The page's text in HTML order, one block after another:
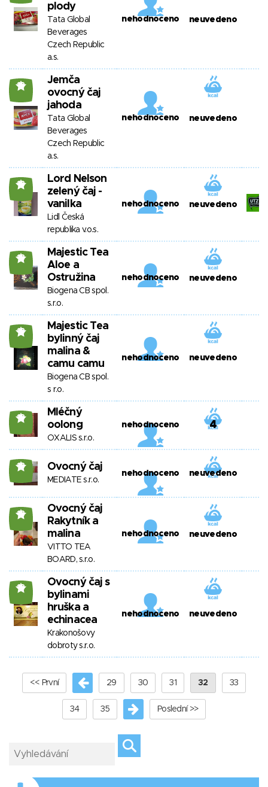
plody
Tata Global
Beverages
Czech Republic
a.s.
nehodnoceno neuvedeno
18
Jemča
ovocný čaj
jahoda
Tata Global
Beverages
Czech Republic
a.s.
nehodnoceno neuvedeno
18
Lord Nelson
zelený čaj -
vanilka
Lidl Česká
republika v.o.s.
nehodnoceno neuvedeno
18
Majestic Tea
Aloe a
Ostružina
Biogena CB spol.
s.r.o.
nehodnoceno neuvedeno
18
Majestic Tea
bylinný čaj
malina &
camu camu
Biogena CB spol.
s r.o.
nehodnoceno neuvedeno
18
Mléčný
oolong
OXALIS s.r.o.
nehodnoceno 4
18 Ovocný čaj
MEDIATE s.r.o.
nehodnoceno neuvedeno
18
Ovocný čaj
Rakytník a
malina
VITTO TEA
BOARD, s.r.o.
nehodnoceno neuvedeno
18
Ovocný čaj s
bylinami
hruška a
echinacea
Krakonošovy
dobroty s.r.o.
nehodnoceno neuvedeno
<< První 29 30 31 32 33
34 35 Poslední >>